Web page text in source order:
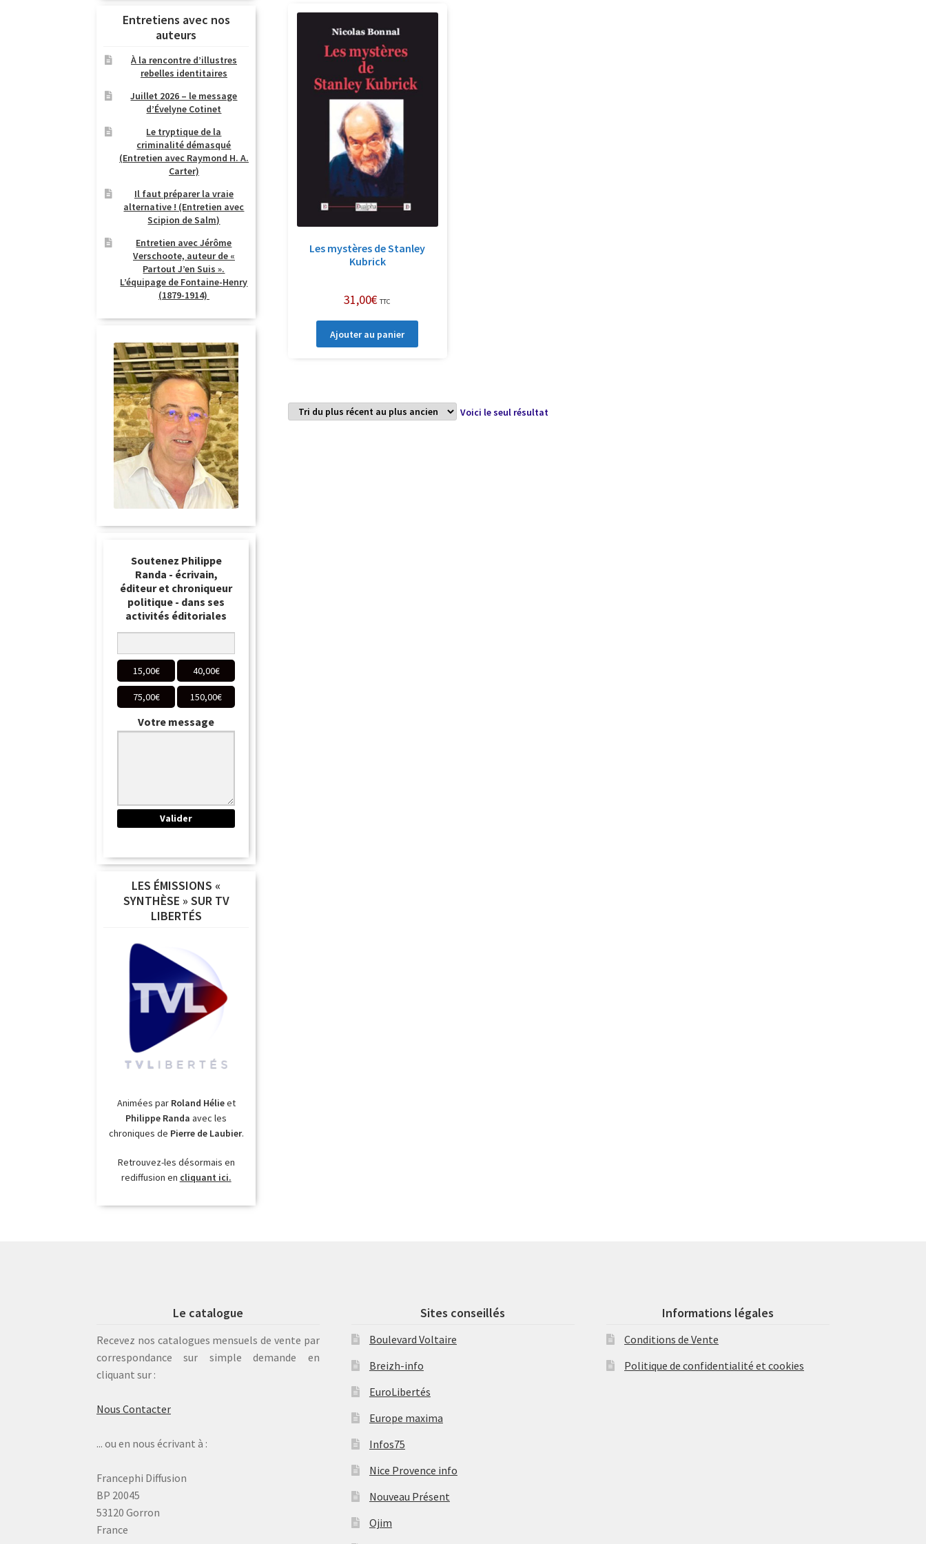
Les mystères de Stanley
Kubrick
31,00€ TTC
Ajouter au panier
Voici le seul résultat
Entretiens avec nos
auteurs
À la rencontre d’illustres
rebelles identitaires
Juillet 2026 – le message
d’Évelyne Cotinet
Le tryptique de la
criminalité démasqué
(Entretien avec Raymond H. A.
Carter)
Il faut préparer la vraie
alternative ! (Entretien avec
Scipion de Salm)
Entretien avec Jérôme
Verschoote, auteur de «
Partout J’en Suis ».
L’équipage de Fontaine-Henry
(1879-1914)
Soutenez Philippe
Randa - écrivain,
éditeur et chroniqueur
politique - dans ses
activités éditoriales
15,00€ 40,00€
75,00€ 150,00€
Votre message
LES ÉMISSIONS «
SYNTHÈSE » SUR TV
LIBERTÉS
Animées par Roland Hélieet
Philippe Randa avec les
chroniques de Pierre de Laubier.
Retrouvez-les désormais en
rediffusion en cliquant ici.
Le catalogue
Recevez nos catalogues mensuels de vente par
correspondance sur simple demande en
cliquant sur :
Nous Contacter
... ou en nous écrivant à :
Francephi Diffusion
BP 20045
53120 Gorron
France
Sites conseillés
Boulevard Voltaire
Breizh-info
EuroLibertés
Europe maxima
Infos75
Nice Provence info
Nouveau Présent
Ojim
Informations légales
Conditions de Vente
Politique de confidentialité et cookies